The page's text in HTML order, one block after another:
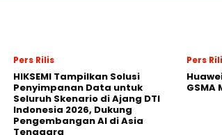
Pers Rilis
HIKSEMI Tampilkan Solusi
Penyimpanan Data untuk
Seluruh Skenario di Ajang DTI
Indonesia 2026, Dukung
Pengembangan AI di Asia
Tenggara
Pers
GSMA